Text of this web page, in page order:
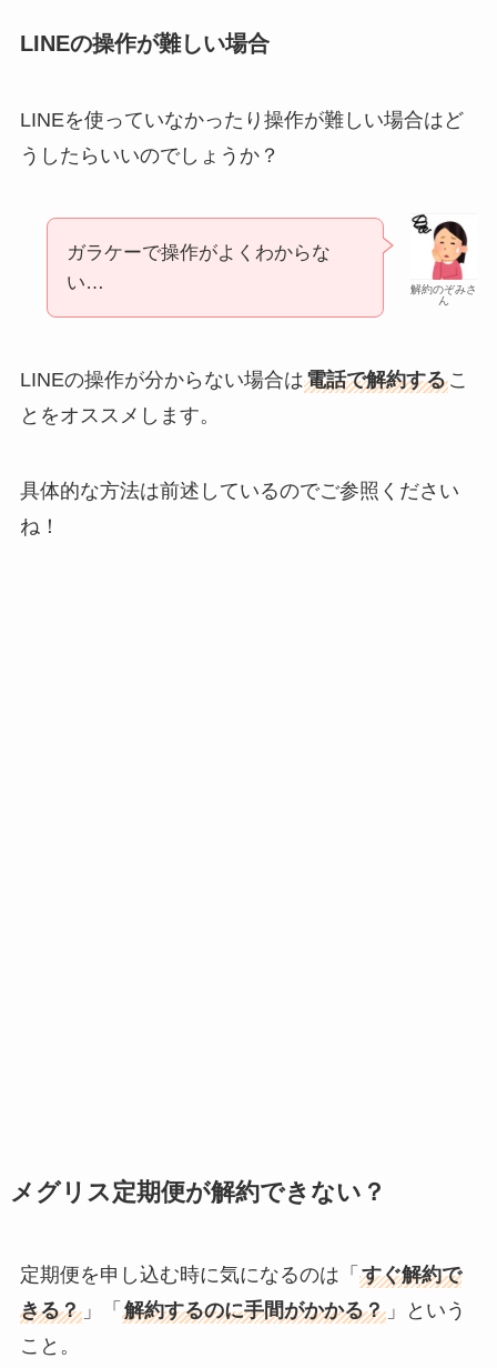
LINEの操作が難しい場合
LINEを使っていなかったり操作が難しい場合はど
うしたらいいのでしょうか？
解約のぞみさ
ん
ガラケーで操作がよくわからな
い…
LINEの操作が分からない場合は電話で解約するこ
とをオススメします。
具体的な方法は前述しているのでご参照ください
ね！
メグリス定期便が解約できない？
定期便を申し込む時に気になるのは「 すぐ解約で
きる？」「 解約するのに手間がかかる？」という
こと。